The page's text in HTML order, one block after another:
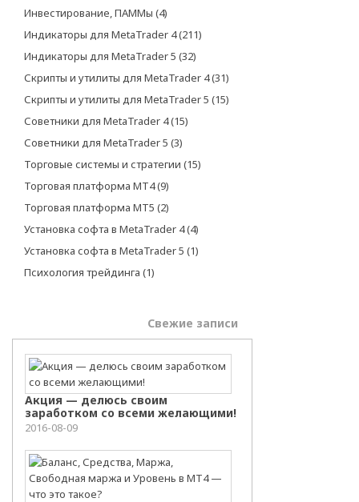
Инвестирование, ПАММы (4)
Индикаторы для MetaTrader 4(211)
Индикаторы для MetaTrader 5 (32)
Скрипты и утилиты для MetaTrader 4(31)
Скрипты и утилиты для MetaTrader 5 (15)
Советники для MetaTrader 4(15)
Советники для MetaTrader 5 (3)
Торговые системы и стратегии (15)
Торговая платформа МТ4(9)
Торговая платформа МТ5 (2)
Установка софта в MetaTrader 4(4)
Установка софта в MetaTrader 5 (1)
Психология трейдинга (1)
Свежие записи
Акция — делюсь своим
заработком со всеми желающими!
2016-08-09